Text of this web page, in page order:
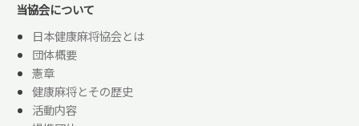
当協会について
日本健康麻将協会とは
団体概要
憲章
健康麻将とその歴史
活動内容